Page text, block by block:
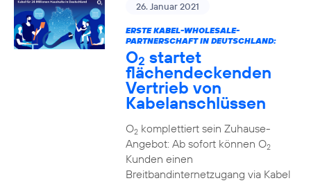
26. Januar 2021
ERSTE KABEL-WHOLESALE-
PARTNERSCHAFT IN DEUTSCHLAND:
O2 startet
flächendeckenden
Vertrieb von
Kabelanschlüssen
O2komplettiert sein Zuhause-
Angebot: Ab sofort können O2
Kunden einen
Breitbandinternetzugang via Kabel